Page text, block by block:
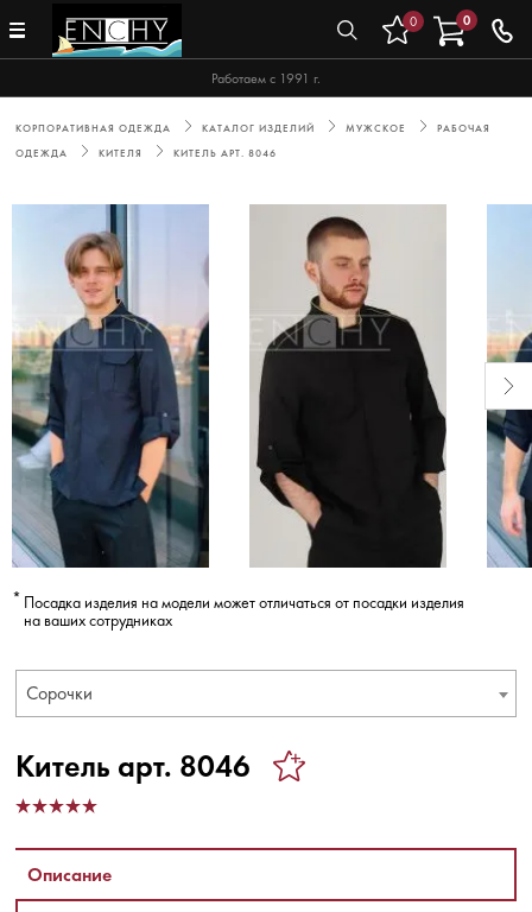
Работаем с 1991 г.
0 0
КОРПОРАТИВНАЯ ОДЕЖДА КАТАЛОГ ИЗДЕЛИЙ МУЖСКОЕ
РАБОЧАЯ
ОДЕЖДА
КИТЕЛЯ КИТЕЛЬ АРТ. 8046
Посадка изделия на модели может отличаться от посадки изделия
на ваших сотрудниках
Сорочки
Китель арт. 8046
Описание